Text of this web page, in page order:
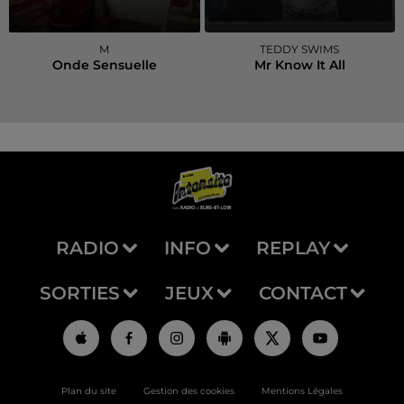
M
Onde Sensuelle
TEDDY SWIMS
Mr Know It All
RADIO INFO REPLAY
SORTIES JEUX CONTACT
Plan du site Gestion des cookies Mentions Légales